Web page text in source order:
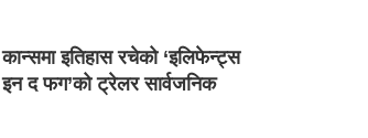
कान्समा इतिहास रचेको ‘इलिफेन्ट्स
इन द फग’को ट्रेलर सार्वजनिक